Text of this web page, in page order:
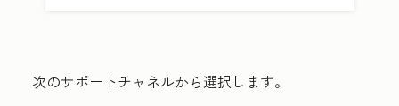
次のサポートチャネルから選択します。